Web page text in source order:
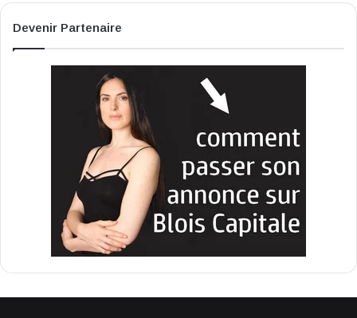
Devenir Partenaire